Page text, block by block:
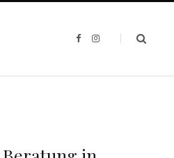
F
I